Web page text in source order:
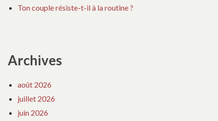
Ton couple résiste-t-il à la routine ?
Archives
août 2026
juillet 2026
juin 2026